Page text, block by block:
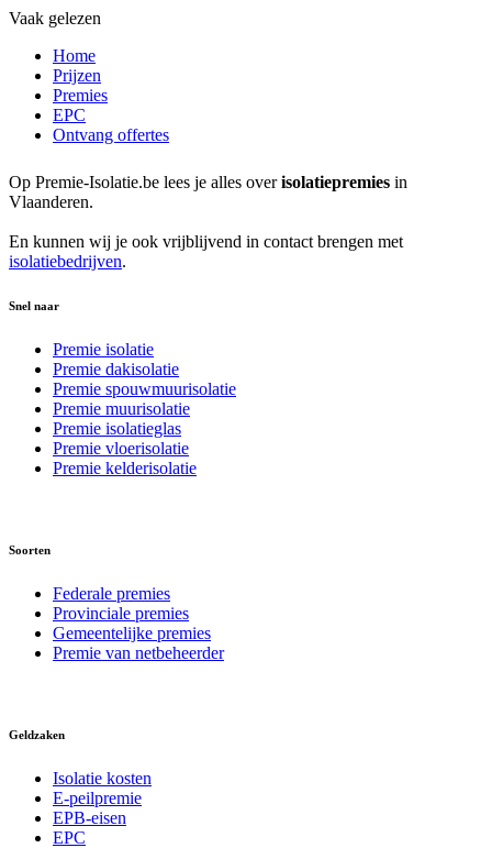
Vaak gelezen
Home
Prijzen
Premies
EPC
Ontvang offertes
Op Premie-Isolatie.be lees je alles overisolatiepremies in
Vlaanderen.
En kunnen wij je ook vrijblijvend in contact brengen met
isolatiebedrijven.
Snel naar
Premie isolatie
Premie dakisolatie
Premie spouwmuurisolatie
Premie muurisolatie
Premie isolatieglas
Premie vloerisolatie
Premie kelderisolatie
Soorten
Federale premies
Provinciale premies
Gemeentelijke premies
Premie van netbeheerder
Geldzaken
Isolatie kosten
E-peilpremie
EPB-eisen
EPC